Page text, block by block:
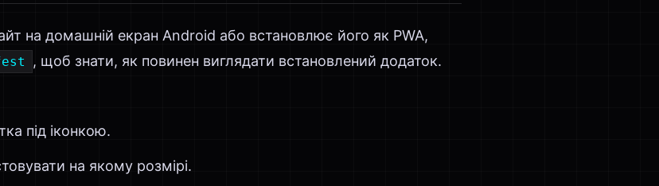
на домашній екран Android або встановлює його як PWA,
, щоб знати, як повинен виглядати встановлений додаток.
під іконкою.
на якому розмірі.